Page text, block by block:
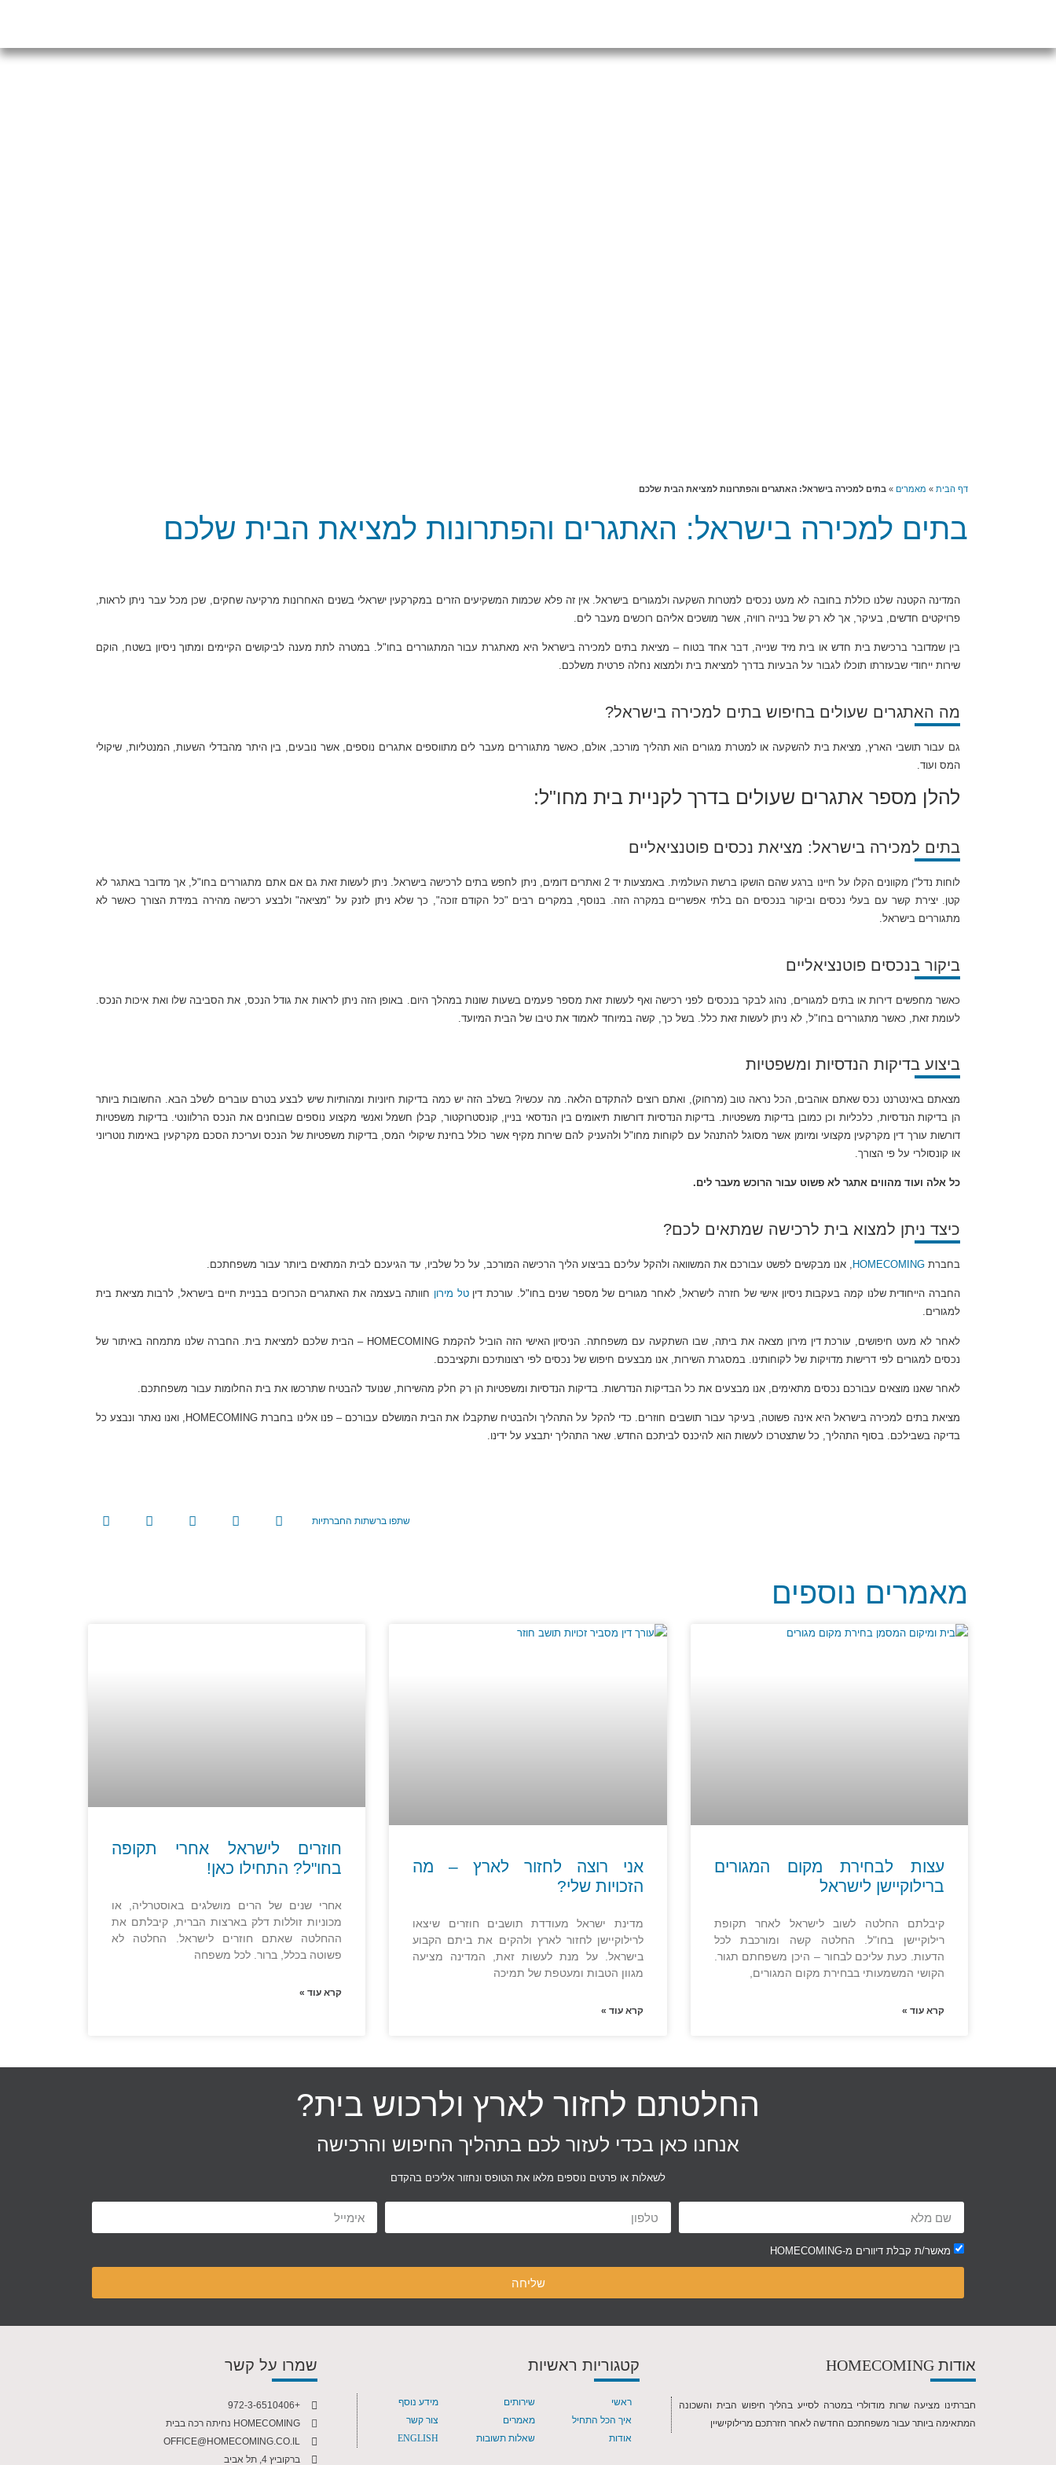
דף הבית » מאמרים » בתים למכירה בישראל: האתגרים והפתרונות למציאת הבית שלכם
בתים למכירה בישראל: האתגרים והפתרונות למציאת הבית שלכם
המדינה הקטנה שלנו כוללת בחובה לא מעט נכסים למטרות השקעה ולמגורים בישראל. אין זה פלא שכמות המשקיעים הזרים במקרקעין ישראלי בשנים האחרונות מרקיעה שחקים, שכן מכל עבר ניתן לראות,
פרויקטים חדשים, בעיקר, אך לא רק של בנייה רוויה, אשר מושכים אליהם רוכשים מעבר לים.
בין שמדובר ברכישת בית חדש או בית מיד שנייה, דבר אחד בטוח – מציאת בתים למכירה בישראל היא מאתגרת עבור המתגוררים בחו"ל. במטרה לתת מענה לביקושים הקיימים ומתוך ניסיון בשטח, הוקם
שירות ייחודי שבעזרתו תוכלו לגבור על הבעיות בדרך למציאת בית ולמצוא נחלה פרטית משלכם.
מה האתגרים שעולים בחיפוש בתים למכירה בישראל?
גם עבור תושבי הארץ, מציאת בית להשקעה או למטרת מגורים הוא תהליך מורכב, אולם, כאשר מתגוררים מעבר לים מתווספים אתגרים נוספים, אשר נובעים, בין היתר מהבדלי השעות, המנטליות, שיקולי
המס ועוד.
להלן מספר אתגרים שעולים בדרך לקניית בית מחו"ל:
בתים למכירה בישראל: מציאת נכסים פוטנציאליים
לוחות נדל"ן מקוונים הקלו על חיינו ברגע שהם הושקו ברשת העולמית. באמצעות יד 2 ואתרים דומים, ניתן לחפש בתים לרכישה בישראל. ניתן לעשות זאת גם אם אתם מתגוררים בחו"ל, אך מדובר באתגר לא
קטן. יצירת קשר עם בעלי נכסים וביקור בנכסים הם בלתי אפשריים במקרה הזה. בנוסף, במקרים רבים "כל הקודם זוכה", כך שלא ניתן לזנק על "מציאה" ולבצע רכישה מהירה במידת הצורך כאשר לא
מתגוררים בישראל.
ביקור בנכסים פוטנציאליים
כאשר מחפשים דירות או בתים למגורים, נהוג לבקר בנכסים לפני רכישה ואף לעשות זאת מספר פעמים בשעות שונות במהלך היום. באופן הזה ניתן לראות את גודל הנכס, את הסביבה שלו ואת איכות הנכס.
לעומת זאת, כאשר מתגוררים בחו"ל, לא ניתן לעשות זאת כלל. בשל כך, קשה במיוחד לאמוד את טיבו של הבית המיועד.
ביצוע בדיקות הנדסיות ומשפטיות
מצאתם באינטרנט נכס שאתם אוהבים, הכל נראה טוב (מרחוק), ואתם רוצים להתקדם הלאה. מה עכשיו? בשלב הזה יש כמה בדיקות חיוניות ומהותיות שיש לבצע בטרם עוברים לשלב הבא. החשובות ביותר
הן בדיקות הנדסיות, כלכליות וכן כמובן בדיקות משפטיות. בדיקות הנדסיות דורשות תיאומים בין הנדסאי בניין, קונסטרוקטור, קבלן חשמל ואנשי מקצוע נוספים שבוחנים את הנכס הרלוונטי. בדיקות משפטיות
דורשות עורך דין מקרקעין מקצועי ומיומן אשר מסוגל להתנהל עם לקוחות מחו"ל ולהעניק להם שירות מקיף אשר כולל בחינת שיקולי המס, בדיקות משפטיות של הנכס ועריכת הסכם מקרקעין באימות נוטריוני
או קונסולרי על פי הצורך.
כל אלה ועוד מהווים אתגר לא פשוט עבור הרוכש מעבר לים.
כיצד ניתן למצוא בית לרכישה שמתאים לכם?
בחברת HOMECOMING , אנו מבקשים לפשט עבורכם את המשוואה ולהקל עליכם בביצוע הליך הרכישה המורכב, על כל שלביו, עד הגיעכם לבית המתאים ביותר עבור משפחתכם.
החברה הייחודית שלנו קמה בעקבות ניסיון אישי של חזרה לישראל, לאחר מגורים של מספר שנים בחו"ל. עורכת דיןטל מירון חוותה בעצמה את האתגרים הכרוכים בבניית חיים בישראל, לרבות מציאת בית
למגורים.
לאחר לא מעט חיפושים, עורכת דין מירון מצאה את ביתה, שבו השתקעה עם משפחתה. הניסיון האישי הזה הוביל להקמת HOMECOMING – הבית שלכם למציאת בית. החברה שלנו מתמחה באיתור של
נכסים למגורים לפי דרישות מדויקות של לקוחותינו. במסגרת השירות, אנו מבצעים חיפוש של נכסים לפי רצונותיכם ותקציבכם.
לאחר שאנו מוצאים עבורכם נכסים מתאימים, אנו מבצעים את כל הבדיקות הנדרשות. בדיקות הנדסיות ומשפטיות הן רק חלק מהשירות, שנועד להבטיח שתרכשו את בית החלומות עבור משפחתכם.
מציאת בתים למכירה בישראל היא אינה פשוטה, בעיקר עבור תושבים חוזרים. כדי להקל על התהליך ולהבטיח שתקבלו את הבית המושלם עבורכם – פנו אלינו בחברת HOMECOMING, ואנו נאתר ונבצע כל
בדיקה בשבילכם. בסוף התהליך, כל שתצטרכו לעשות הוא להיכנס לביתכם החדש. שאר התהליך יתבצע על ידינו.
שתפו ברשתות החברתיות
מאמרים נוספים
עצות לבחירת מקום המגורים
ברילוקיישן לישראל
קיבלתם החלטה לשוב לישראל לאחר תקופת
רילוקיישן בחו"ל. החלטה קשה ומורכבת לכל
הדעות. כעת עליכם לבחור – היכן משפחתם תגור.
הקושי המשמעותי בבחירת מקום המגורים,
קרא עוד »
אני רוצה לחזור לארץ – מה
הזכויות שלי?
מדינת ישראל מעודדת תושבים חוזרים שיצאו
לרילוקיישן לחזור לארץ ולהקים את ביתם הקבוע
בישראל. על מנת לעשות זאת, המדינה מציעה
מגוון הטבות ומעטפת של תמיכה
קרא עוד »
חוזרים לישראל אחרי תקופה
בחו"ל? התחילו כאן!
אחרי שנים של הרים מושלגים באוסטרליה, או
מכוניות זוללות דלק בארצות הברית, קיבלתם את
ההחלטה שאתם חוזרים לישראל. החלטה לא
פשוטה בכלל, ברור. לכל משפחה
קרא עוד »
החלטתם לחזור לארץ ולרכוש בית?
אנחנו כאן בכדי לעזור לכם בתהליך החיפוש והרכישה
לשאלות או פרטים נוספים מלאו את הטופס ונחזור אליכים בהקדם
מאשר/ת קבלת דיוורים מ-HOMECOMING
שליחה
אודות
חברתינו מציעה שרות מודולרי במטרה לסייע בהליך חיפוש הבית והשכונה
המתאימה ביותר עבור משפחתכם החדשה לאחר חזרתכם מרילוקישיין
קטגוריות ראשיות
ראשי
איך הכל התחיל
אודות
שירותים
מאמרים
שאלות תשובות
מידע נוסף
צור קשר
ENGLISH
שמרו על קשר
+972-3-6510406
HOMECOMING נחיתה רכה בבית
OFFICE@HOMECOMING.CO.IL
ברקוביץ 4, תל אביב